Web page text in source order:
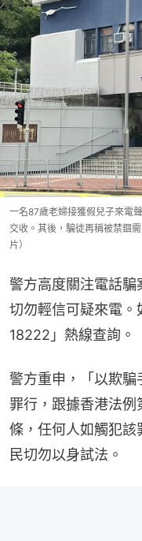
一名87歲老婦接獲假兒子來電
交收。其後，騙徒再稱被禁錮
片）
警方高度關注電話騙
切勿輕信可疑來電。
18222」熱線查詢。
警方重申，「以欺騙
罪行，跟據香港法例
條，任何人如觸犯該
民切勿以身試法。